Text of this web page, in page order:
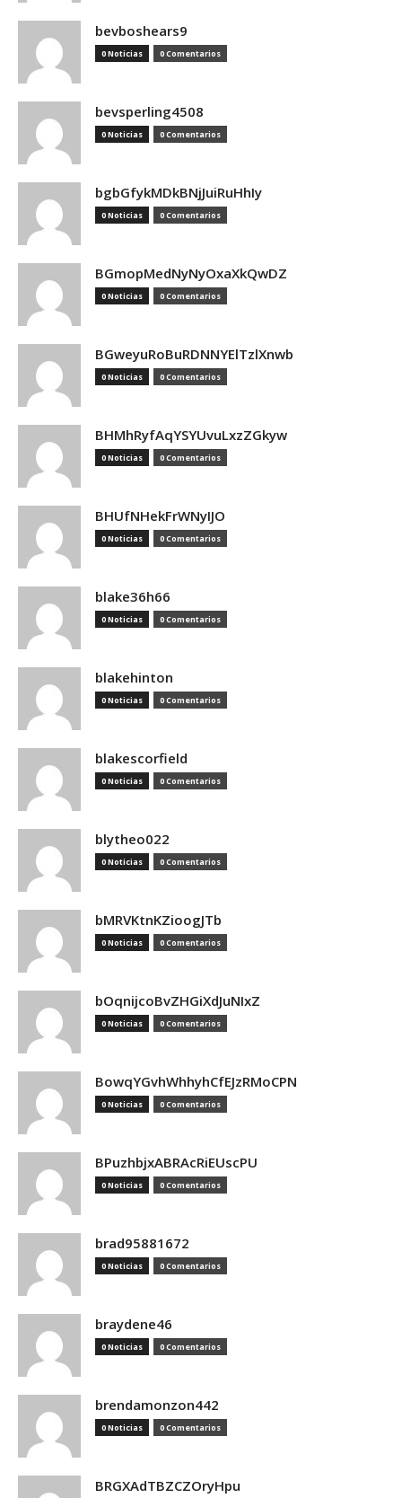
bevboshears9
0 Noticias 0 Comentarios
bevsperling4508
0 Noticias 0 Comentarios
bgbGfykMDkBNjJuiRuHhIy
0 Noticias 0 Comentarios
BGmopMedNyNyOxaXkQwDZ
0 Noticias 0 Comentarios
BGweyuRoBuRDNNYElTzlXnwb
0 Noticias 0 Comentarios
BHMhRyfAqYSYUvuLxzZGkyw
0 Noticias 0 Comentarios
BHUfNHekFrWNyIJO
0 Noticias 0 Comentarios
blake36h66
0 Noticias 0 Comentarios
blakehinton
0 Noticias 0 Comentarios
blakescorfield
0 Noticias 0 Comentarios
blytheo022
0 Noticias 0 Comentarios
bMRVKtnKZioogJTb
0 Noticias 0 Comentarios
bOqnijcoBvZHGiXdJuNIxZ
0 Noticias 0 Comentarios
BowqYGvhWhhyhCfEJzRMoCPN
0 Noticias 0 Comentarios
BPuzhbjxABRAcRiEUscPU
0 Noticias 0 Comentarios
brad95881672
0 Noticias 0 Comentarios
braydene46
0 Noticias 0 Comentarios
brendamonzon442
0 Noticias 0 Comentarios
BRGXAdTBZCZOryHpu